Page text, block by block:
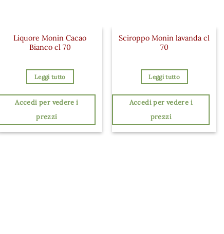
Liquore Monin Cacao
Bianco cl 70
Leggi tutto
Accedi per vedere i
prezzi
Sciroppo Monin lavanda cl
70
Leggi tutto
Accedi per vedere i
prezzi